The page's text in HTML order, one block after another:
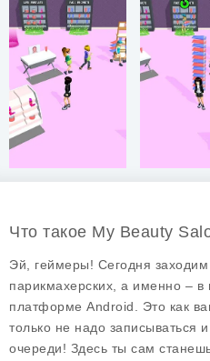
Что такое My Beauty
Эй, геймеры! Сегодня
парикмахерских, а именно – в
платформе Android. Это как
только не надо записываться
очереди! Здесь ты сам